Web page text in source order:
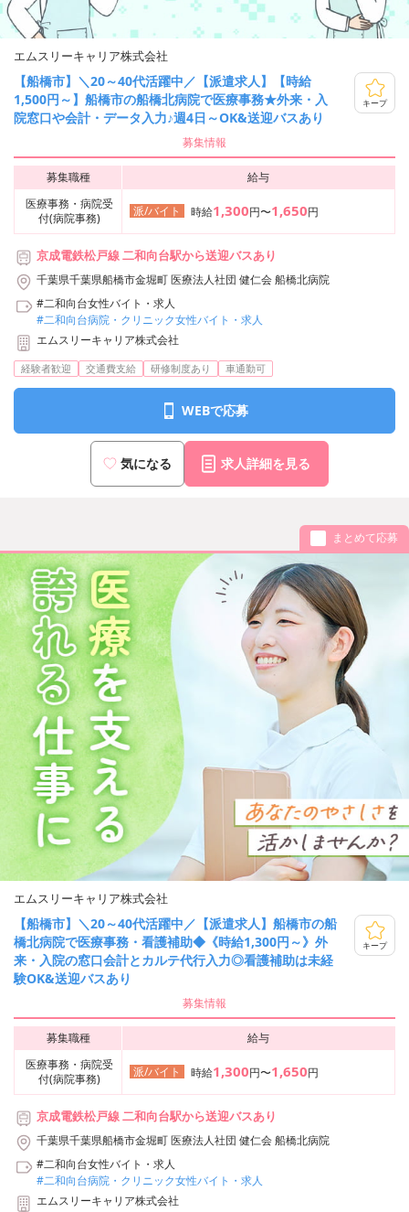
エムスリーキャリア株式会社
【船橋市】＼20～40代活躍中／【派遣求人】【時給
1,500円～】船橋市の船橋北病院で医療事務★外来・入
院窓口や会計・データ入力♪週4日～OK&送迎バスあり
キープ
募集情報
募集職種
給与
医療事務・病院受
付(病院事務)
派/バイト 時給1,300円〜1,650円
京成電鉄松戸線 二和向台駅から送迎バスあり
千葉県千葉県船橋市金堀町 医療法人社団 健仁会 船橋北病院
#二和向台女性バイト・求人
#二和向台病院・クリニック女性バイト・求人
エムスリーキャリア株式会社
経験者歓迎 交通費支給 研修制度あり 車通勤可
WEBで応募
気になる 求人詳細を見る
まとめて応募
エムスリーキャリア株式会社
【船橋市】＼20～40代活躍中／【派遣求人】船橋市の船
橋北病院で医療事務・看護補助◆《時給1,300円～》外
来・入院の窓口会計とカルテ代行入力◎看護補助は未経
験OK&送迎バスあり
キープ
募集情報
募集職種
給与
医療事務・病院受
付(病院事務)
派/バイト 時給1,300円〜1,650円
京成電鉄松戸線 二和向台駅から送迎バスあり
千葉県千葉県船橋市金堀町 医療法人社団 健仁会 船橋北病院
#二和向台女性バイト・求人
#二和向台病院・クリニック女性バイト・求人
エムスリーキャリア株式会社